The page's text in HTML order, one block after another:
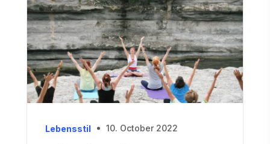
Lebensstil 10. October 2022